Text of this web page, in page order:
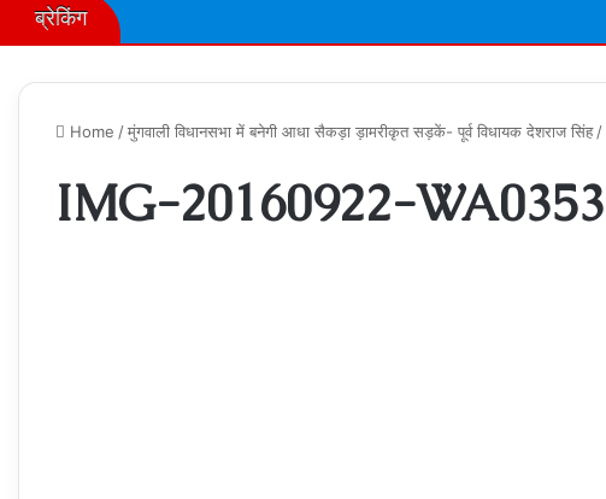
ब्रेकिंग
Home /मुंगवाली विधानसभा में बनेगी आधा सैकड़ा ड़ामरीकृत सड़कें- पूर्व विधायक देशराज सिंह /
IMG-20160922-WA0353